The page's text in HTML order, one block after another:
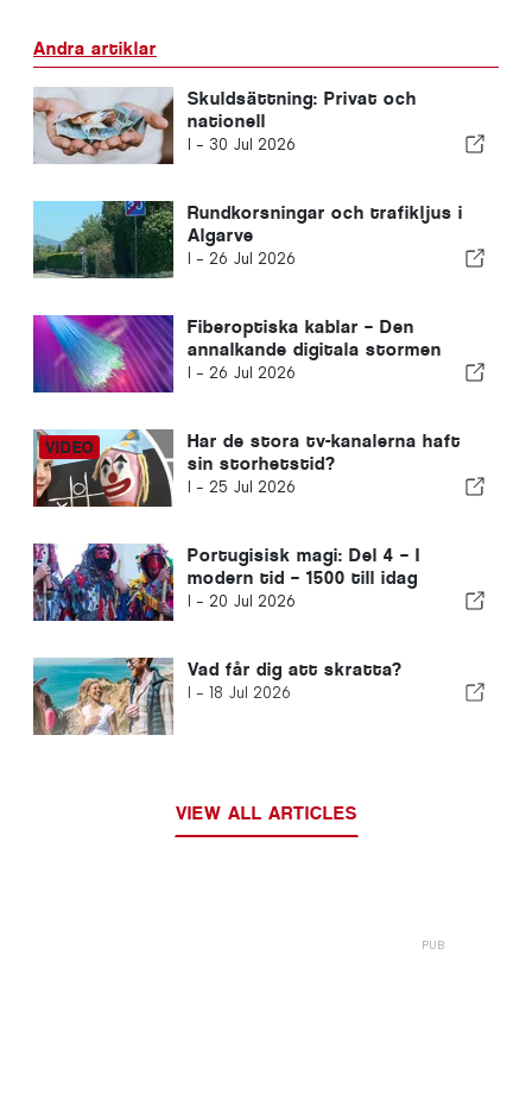
Andra artiklar
Skuldsättning: Privat och
nationell
I - 30 Jul 2026
Rundkorsningar och trafikljus i
Algarve
I - 26 Jul 2026
Fiberoptiska kablar – Den
annalkande digitala stormen
I - 26 Jul 2026
Har de stora tv-kanalerna haft
sin storhetstid?
I - 25 Jul 2026
Portugisisk magi: Del 4 – I
modern tid – 1500 till idag
I - 20 Jul 2026
Vad får dig att skratta?
I - 18 Jul 2026
VIEW ALL ARTICLES